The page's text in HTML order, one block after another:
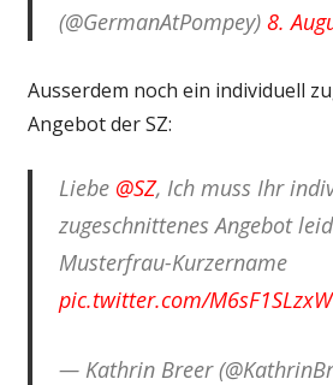
(@GermanAtPompey) 8.
Ausserdem noch ein individuell
Angebot der SZ:
Liebe @SZ, Ich muss Ihr
zugeschnittenes Angebot
Musterfrau-Kurzername
pic.twitter.com/M6sF1SLzxW
— Kathrin Breer